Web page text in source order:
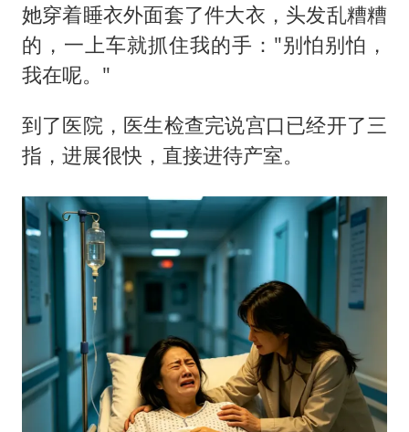
她穿着睡衣外面套了件大衣，头发乱糟糟
的，一上车就抓住我的手："别怕别怕，
我在呢。"
到了医院，医生检查完说宫口已经开了三
指，进展很快，直接进待产室。